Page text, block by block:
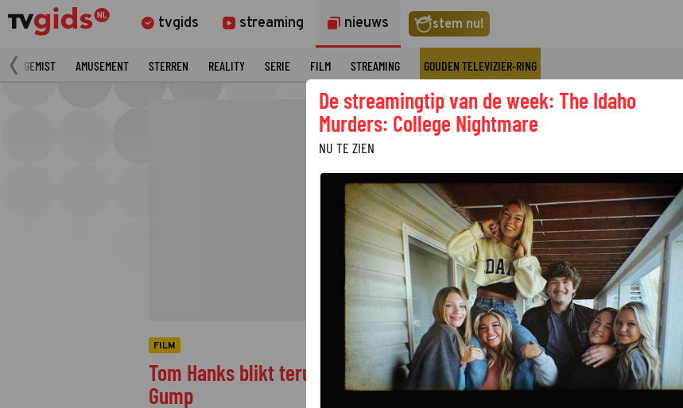
tvgids streaming nieuws stem nu!
GEMIST AMUSEMENT STERREN REALITY SERIE FILM STREAMING GOUDEN TELEVIZIER-RING
FILM
Tom Hanks blikt terug op zijn bijzondere leven in Forrest
Gump
De streamingtip van de week: The Idaho
Murders: College Nightmare
NU TE ZIEN